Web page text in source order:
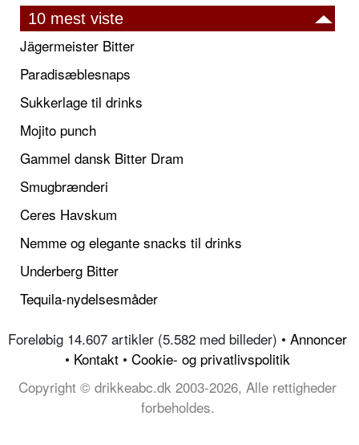
10 mest viste
Jägermeister Bitter
Paradisæblesnaps
Sukkerlage til drinks
Mojito punch
Gammel dansk Bitter Dram
Smugbrænderi
Ceres Havskum
Nemme og elegante snacks til drinks
Underberg Bitter
Tequila-nydelsesmåder
Foreløbig 14.607 artikler (5.582 med billeder) • Annoncer
• Kontakt • Cookie- og privatlivspolitik
Copyright © drikkeabc.dk 2003-2026, Alle rettigheder
forbeholdes.